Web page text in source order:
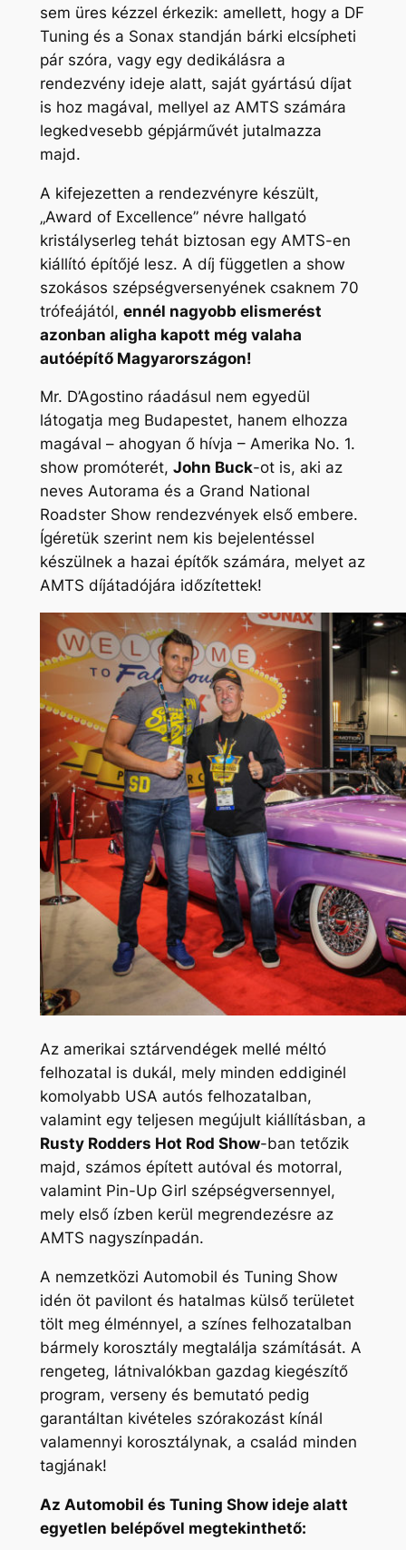
sem üres kézzel érkezik: amellett, hogy a DF
Tuning és a Sonax standján bárki elcsípheti
pár szóra, vagy egy dedikálásra a
rendezvény ideje alatt, saját gyártású díjat
is hoz magával, mellyel az AMTS számára
legkedvesebb gépjárművét jutalmazza
majd.
A kifejezetten a rendezvényre készült,
„Award of Excellence”névre hallgató
kristályserleg tehát biztosan egy AMTS-en
kiállító építőjé lesz. A díj független a show
szokásos szépségversenyének csaknem 70
trófeájától, ennél nagyobb elismerést
azonban aligha kapott még valaha
autóépítő Magyarországon!
Mr. D’Agostino ráadásul nem egyedül
látogatja meg Budapestet, hanem elhozza
magával – ahogyan ő hívja – Amerika No. 1.
show promóterét, John Buck-ot is, aki az
neves Autorama és a Grand National
Roadster Show rendezvények első embere.
Ígéretük szerint nem kis bejelentéssel
készülnek a hazai építők számára, melyet az
AMTS díjátadójára időzítettek!
Az amerikai sztárvendégek mellé méltó
felhozatal is dukál, mely minden eddiginél
komolyabb USA autós felhozatalban,
valamint egy teljesen megújult kiállításban, a
Rusty Rodders Hot Rod Show-ban tetőzik
majd, számos épített autóval és motorral,
valamint Pin-Up Girl szépségversennyel,
mely első ízben kerül megrendezésre az
AMTS nagyszínpadán.
A nemzetközi Automobil és Tuning Show
idén öt pavilont és hatalmas külső területet
tölt meg élménnyel, a színes felhozatalban
bármely korosztály megtalálja számítását. A
rengeteg, látnivalókban gazdag kiegészítő
program, verseny és bemutató pedig
garantáltan kivételes szórakozást kínál
valamennyi korosztálynak, a család minden
tagjának!
Az Automobil és Tuning Show ideje alatt
egyetlen belépővel megtekinthető: